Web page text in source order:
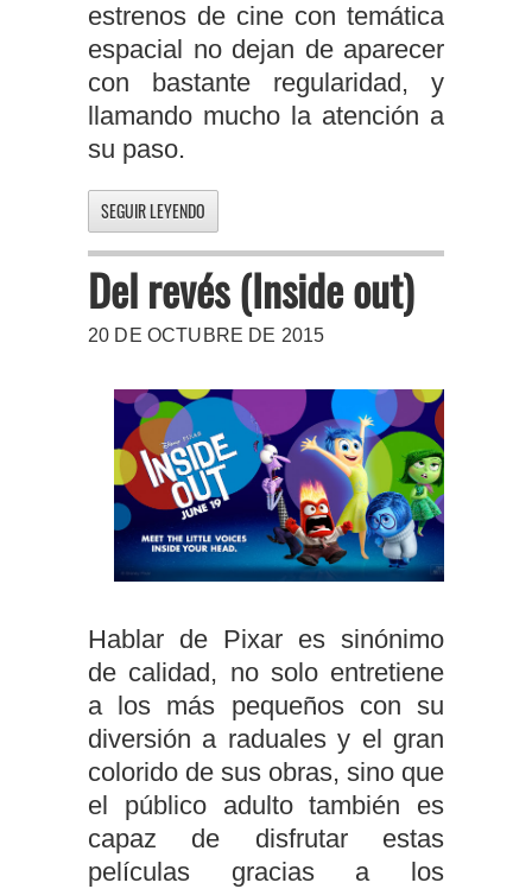
estrenos de cine con temática
espacial no dejan de aparecer
con bastante regularidad, y
llamando mucho la atención a
su paso.
SEGUIR LEYENDO
Del revés (Inside out)
20 DE OCTUBRE DE 2015
Hablar de Pixar es sinónimo
de calidad, no solo entretiene
a los más pequeños con su
diversión a raduales y el gran
colorido de sus obras, sino que
el público adulto también es
capaz de disfrutar estas
películas gracias a los